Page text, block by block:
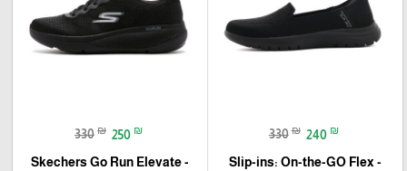
330 ₪ 240 ₪
Slip-ins: On-the-GO Flex -
330 ₪ 250 ₪
Skechers Go Run Elevate -